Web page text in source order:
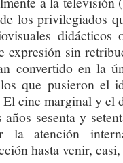
los privilegiados
didácticos
expresión sin
convertido en la
que pusieron el
cine marginal y el
sesenta y
atención
hasta venir, casi,